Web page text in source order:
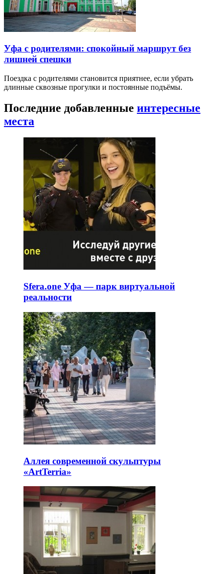
Уфа с родителями: спокойный маршрут без
лишней спешки
Поездка с родителями становится приятнее, если убрать
длинные сквозные прогулки и постоянные подъёмы.
Последние добавленные интересные
места
Sfera.one Уфа — парк виртуальной
реальности
Аллея современной скульптуры
«ArtTerria»